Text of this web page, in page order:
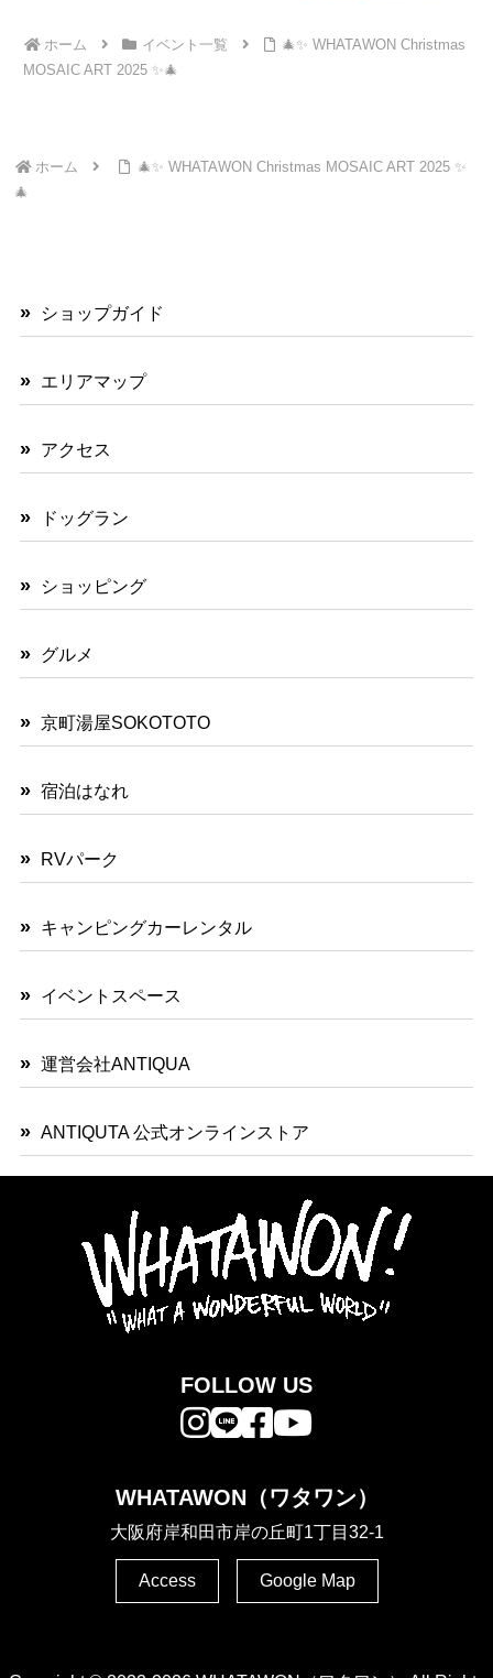
ホーム イベント一覧
🎄✨ WHATAWON Christmas
MOSAIC ART 2025 ✨🎄
ホーム
🎄✨ WHATAWON Christmas MOSAIC ART 2025 ✨
🎄
ショップガイド
エリアマップ
アクセス
ドッグラン
ショッピング
グルメ
京町湯屋SOKOTOTO
宿泊はなれ
RVパーク
キャンピングカーレンタル
イベントスペース
運営会社ANTIQUA
ANTIQUTA 公式オンラインストア
FOLLOW US
WHATAWON（ワタワン）
大阪府岸和田市岸の丘町1丁目32-1
Access Google Map